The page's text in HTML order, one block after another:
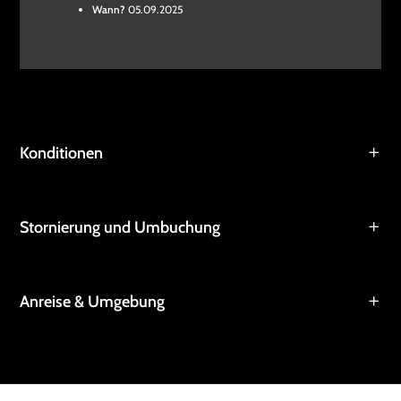
Wann? 05.09.2025
Konditionen
Stornierung und Umbuchung
Anreise & Umgebung